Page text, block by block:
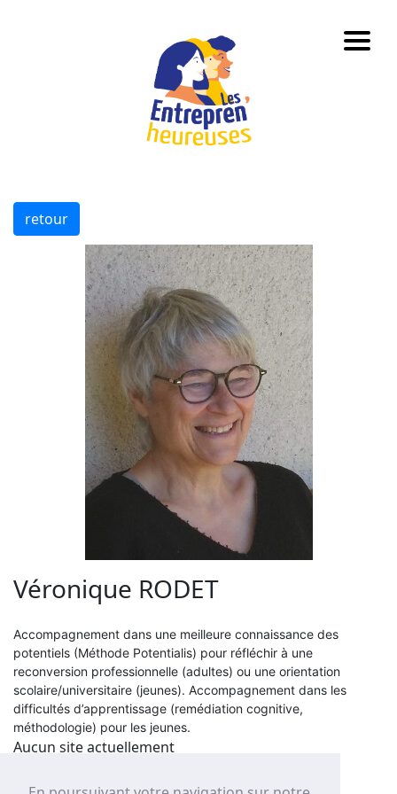
retour
Véronique RODET
Accompagnement dans une meilleure connaissance des
potentiels (Méthode Potentialis) pour réfléchir à une
reconversion professionnelle (adultes) ou une orientation
scolaire/universitaire (jeunes). Accompagnement dans les
difficultés d’apprentissage (remédiation cognitive,
méthodologie) pour les jeunes.
Aucun site actuellement